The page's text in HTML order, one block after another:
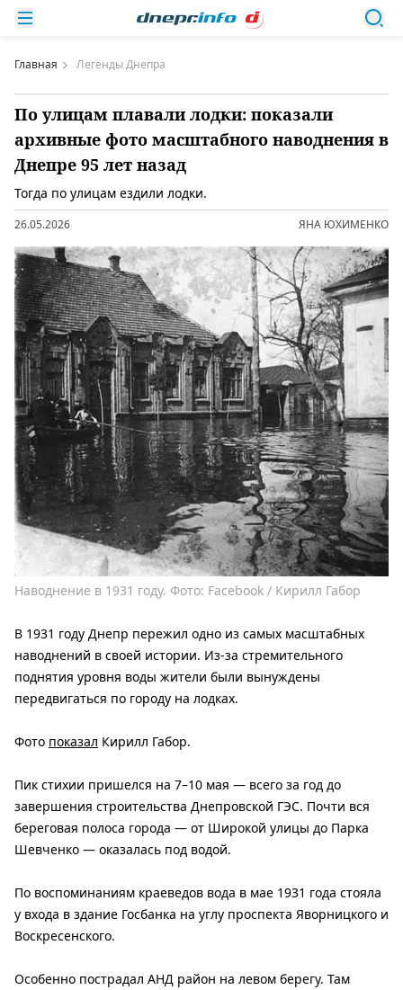
Главная Легенды Днепра
По улицам плавали лодки: показали
архивные фото масштабного наводнения в
Днепре 95 лет назад
Тогда по улицам ездили лодки.
26.05.2026 ЯНА ЮХИМЕНКО
Наводнение в 1931 году. Фото: Facebook / Кирилл Габор
В 1931 году Днепр пережил одно из самых масштабных
наводнений в своей истории. Из-за стремительного
поднятия уровня воды жители были вынуждены
передвигаться по городу на лодках.
Фото показал Кирилл Габор.
Пик стихии пришелся на 7–10 мая — всего за год до
завершения строительства Днепровской ГЭС. Почти вся
береговая полоса города — от Широкой улицы до Парка
Шевченко — оказалась под водой.
По воспоминаниям краеведов вода в мае 1931 года стояла
у входа в здание Госбанка на углу проспекта Яворницкого и
Воскресенского.
Особенно пострадал АНД район на левом берегу. Там